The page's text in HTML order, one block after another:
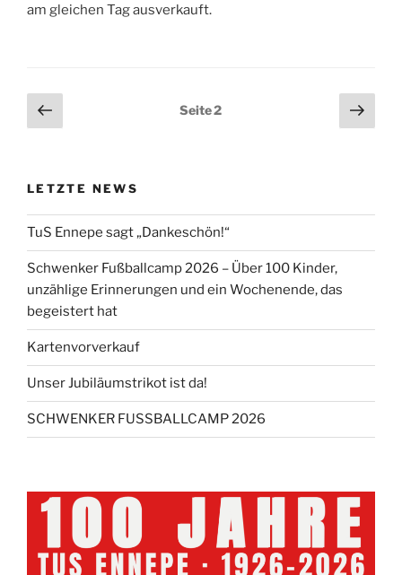
am gleichen Tag ausverkauft.
Seitennummerierung
der
Vorherige
Seite
Seite2
LETZTE NEWS
TuS Ennepe sagt „Dankeschön!“
Schwenker Fußballcamp 2026 – Über 100 Kinder,
unzählige Erinnerungen und ein Wochenende, das
begeistert hat
Kartenvorverkauf
Unser Jubiläumstrikot ist da!
SCHWENKER FUSSBALLCAMP 2026